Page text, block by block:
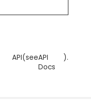
API(seeAPI
Docs
).